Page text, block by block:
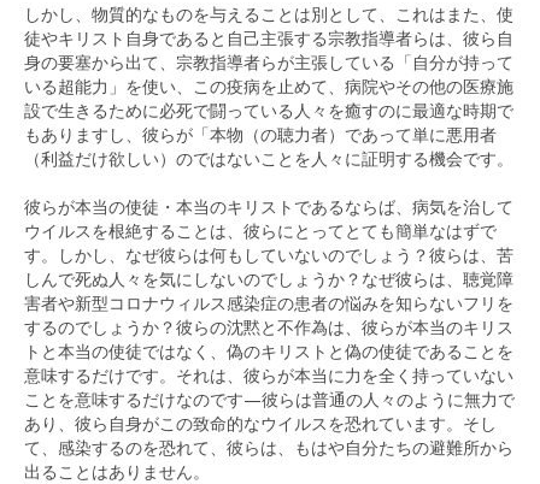
しかし、物質的なものを与えることは別として、これはまた、使
徒やキリスト自身であると自己主張する宗教指導者らは、彼ら自
身の要塞から出て、宗教指導者らが主張している「自分が持って
いる超能力」を使い、この疫病を止めて、病院やその他の医療施
設で生きるために必死で闘っている人々を癒すのに最適な時期で
もありますし、彼らが「本物（の聴力者）であって単に悪用者
（利益だけ欲しい）のではないことを人々に証明する機会です。
彼らが本当の使徒・本当のキリストであるならば、病気を治して
ウイルスを根絶することは、彼らにとってとても簡単なはずで
す。しかし、なぜ彼らは何もしていないのでしょう？彼らは、苦
しんで死ぬ人々を気にしないのでしょうか？なぜ彼らは、聴覚障
害者や新型コロナウィルス感染症の患者の悩みを知らないフリを
するのでしょうか？彼らの沈黙と不作為は、彼らが本当のキリス
トと本当の使徒ではなく、偽のキリストと偽の使徒であることを
意味するだけです。それは、彼らが本当に力を全く持っていない
ことを意味するだけなのです—彼らは普通の人々のように無力で
あり、彼ら自身がこの致命的なウイルスを恐れています。そし
て、感染するのを恐れて、彼らは、もはや自分たちの避難所から
出ることはありません。